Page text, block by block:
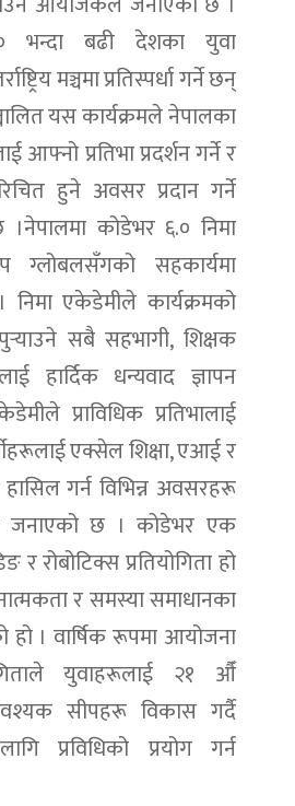
भन्दा बढी देशका युवा
मञ्चमा प्रतिस्पर्धा गर्ने छन्
यस कार्यक्रमले नेपालका
आफ्नो प्रतिभा प्रदर्शन गर्ने र
हुने अवसर प्रदान गर्ने
।नेपालमा कोडेभर ६.० निमा
ग्लोबलसँगको सहकार्यमा
एकेडेमीले कार्यक्रमको
सबै सहभागी, शिक्षक
हार्दिक धन्यवाद ज्ञापन
प्राविधिक प्रतिभालाई
एक्सेल शिक्षा, एआई र
हासिल गर्न विभिन्न अवसरहरू
जनाएको छ । कोडेभर एक
र रोबोटिक्स प्रतियोगिता हो
र समस्या समाधानका
हो । वार्षिक रूपमा आयोजना
युवाहरूलाई २१ औँ
सीपहरू विकास गर्दै
प्रविधिको प्रयोग गर्न